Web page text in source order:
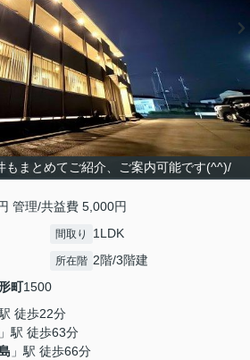
もまとめてご紹介、ご案内可能です(^^)/
管理/共益費 5,000円
間取り 1LDK
所在階 2階/3階建
町1500
徒歩22分
」駅 徒歩63分
」駅 徒歩66分